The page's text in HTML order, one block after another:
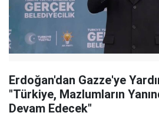
Erdoğan'dan Gazze'ye
"Türkiye, Mazlumların
Devam Edecek"